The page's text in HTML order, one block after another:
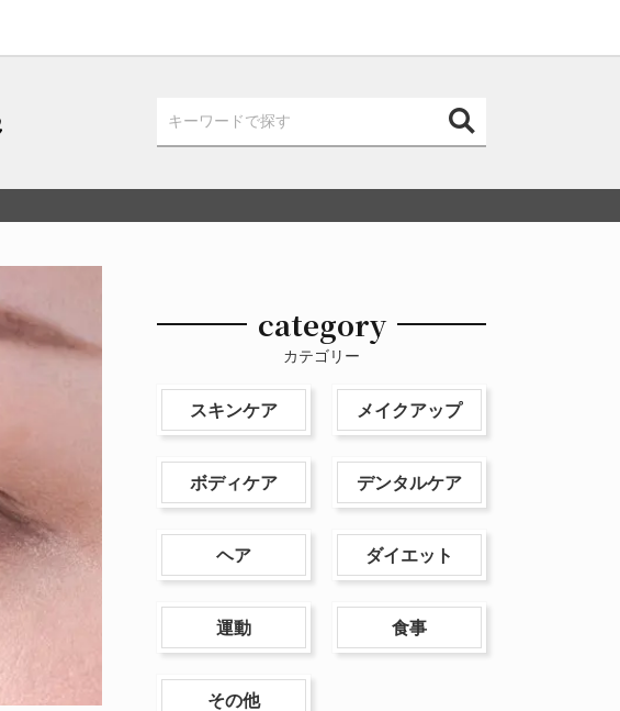
category
カテゴリー
スキンケア メイクアップ
ボディケア デンタルケア
ヘア ダイエット
運動 食事
その他